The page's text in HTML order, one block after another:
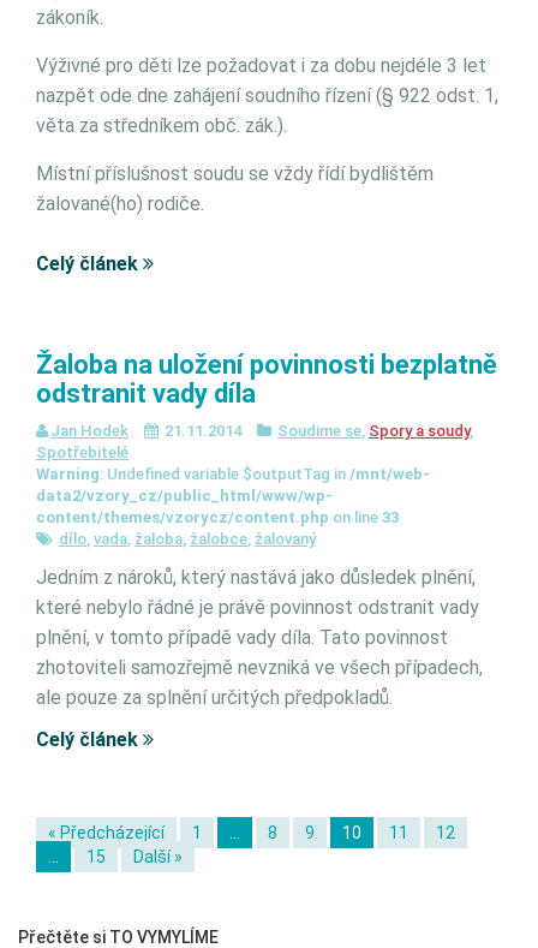
zákoník.
Výživné pro děti lze požadovat i za dobu nejdéle 3 let
nazpět ode dne zahájení soudního řízení (§ 922 odst. 1,
věta za středníkem obč. zák.).
Místní příslušnost soudu se vždy řídí bydlištěm
žalované(ho) rodiče.
Celý článek
Žaloba na uložení povinnosti bezplatně
odstranit vady díla
Jan Hodek 21.11.2014 Soudime se, Spory a soudy,
Spotřebitelé
Warning: Undefined variable $outputTag in /mnt/web-
data2/vzory_cz/public_html/www/wp-
content/themes/vzorycz/content.php on line 33
dílo, vada, žaloba, žalobce, žalovaný
Jedním z nároků, který nastává jako důsledek plnění,
které nebylo řádné je právě povinnost odstranit vady
plnění, v tomto případě vady díla. Tato povinnost
zhotoviteli samozřejmě nevzniká ve všech případech,
ale pouze za splnění určitých předpokladů.
Celý článek
« Předcházející 1 8 9 10 11
12
15 Další »
Přečtěte si TO VYMYLÍME